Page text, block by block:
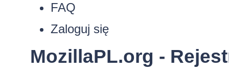
FAQ
Zaloguj się
MozillaPL.org -